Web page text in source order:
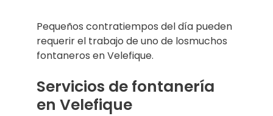
Pequeños contratiempos del día pueden
requerir el trabajo de uno de losmuchos
fontaneros en Velefique.
Servicios de fontanería
en Velefique